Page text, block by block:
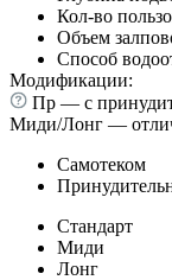
Кол-во
Объем
Способ
Модификации:
Пр — с
Миди/Лонг —
Самотеком
Стандарт
Миди
Лонг